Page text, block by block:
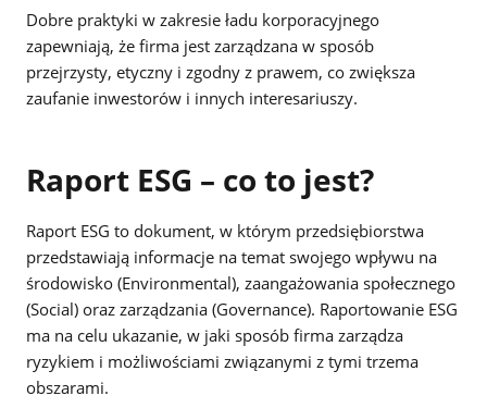
Dobre praktyki w zakresie ładu korporacyjnego
zapewniają, że firma jest zarządzana w sposób
przejrzysty, etyczny i zgodny z prawem, co zwiększa
zaufanie inwestorów i innych interesariuszy.
Raport ESG – co to jest?
Raport ESG to dokument, w którym przedsiębiorstwa
przedstawiają informacje na temat swojego wpływu na
środowisko (Environmental), zaangażowania społecznego
(Social) oraz zarządzania (Governance). Raportowanie ESG
ma na celu ukazanie, w jaki sposób firma zarządza
ryzykiem i możliwościami związanymi z tymi trzema
obszarami.